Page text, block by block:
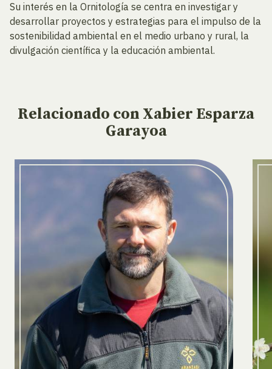
Su interés en la Ornitología se centra en investigar y
desarrollar proyectos y estrategias para el impulso de la
sostenibilidad ambiental en el medio urbano y rural, la
divulgación científica y la educación ambiental.
Relacionado con Xabier Esparza
Garayoa